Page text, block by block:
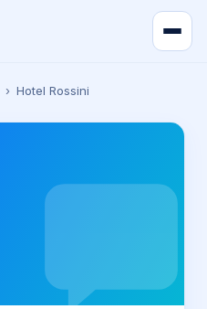
› Hotel Rossini